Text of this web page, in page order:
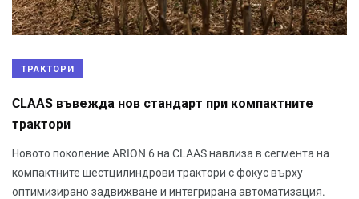
ТРАКТОРИ
CLAAS въвежда нов стандарт при компактните
трактори
Новото поколение ARION 6 на CLAAS навлиза в сегмента на
компактните шестцилиндрови трактори с фокус върху
оптимизирано задвижване и интегрирана автоматизация.